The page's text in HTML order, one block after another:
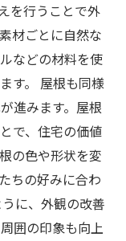
を行うことで外
材ごとに自然な
などの材料を使
す。 屋根も同様
進みます。屋根
で、住宅の価値
の色や形状を変
ちの好みに合わ
に、外観の改善
囲の印象も向上